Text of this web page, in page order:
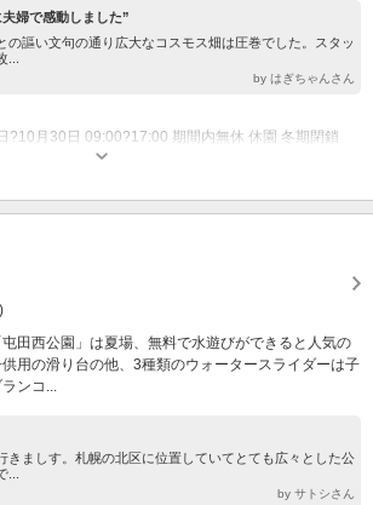
婦で感動しました”
の謳い文句の通り広大なコスモス畑は圧巻でした。スタッ
by はぎちゃんさん
?10月30日 09:00?17:00 期間内無休 休園 冬期閉鎖
田西公園」は夏場、無料で水遊びができると人気の
用の滑り台の他、3種類のウォータースライダーは子
ンコ...
きましす。札幌の北区に位置していてとても広々とした公
by サトシさん